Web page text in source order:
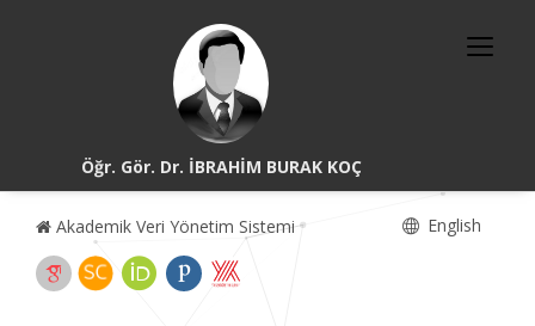
Öğr. Gör. Dr. İBRAHİM BURAK KOÇ
Akademik Veri Yönetim Sistemi English